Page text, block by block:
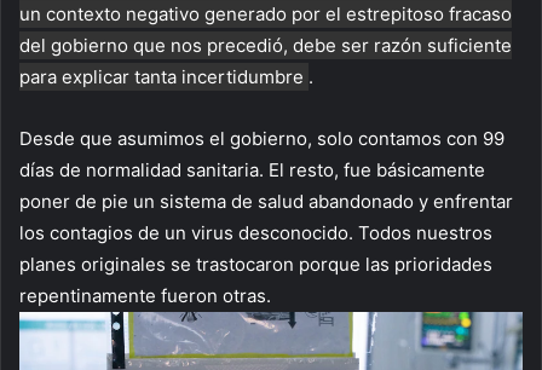
un contexto negativo generado por el estrepitoso fracaso
del gobierno que nos precedió, debe ser razón suficiente
para explicar tanta incertidumbre .
Desde que asumimos el gobierno, solo contamos con 99
días de normalidad sanitaria. El resto, fue básicamente
poner de pie un sistema de salud abandonado y enfrentar
los contagios de un virus desconocido. Todos nuestros
planes originales se trastocaron porque las prioridades
repentinamente fueron otras.